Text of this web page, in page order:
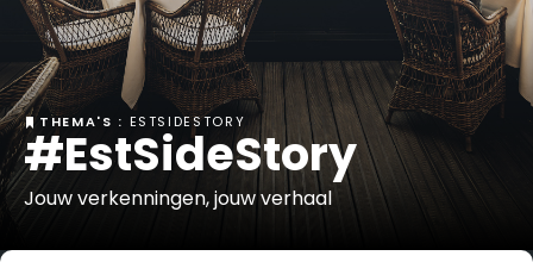
THEMA'S : ESTSIDESTORY
#EstSideStory
Jouw verkenningen, jouw verhaal